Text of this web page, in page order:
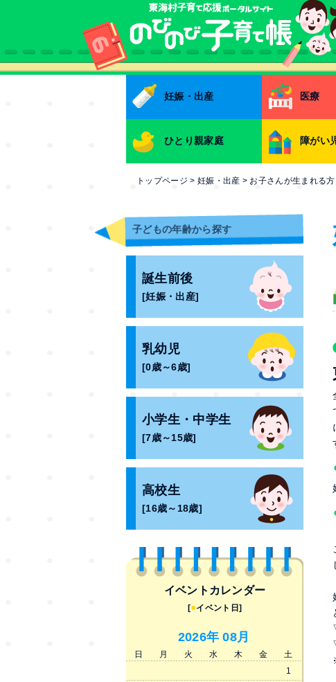
妊娠・出産 医療
ひとり親家庭 障がい
トップページ > 妊娠・出産 > お子さんが生まれる
子どもの年齢から探す
誕生前後
[妊娠・出産]
乳幼児
[0歳～6歳]
小学生・中学生
[7歳～15歳]
高校生
[16歳～18歳]
イベントカレンダー
[●イベント日]
2026年 08月
日 月 火 水 木 金
土
1